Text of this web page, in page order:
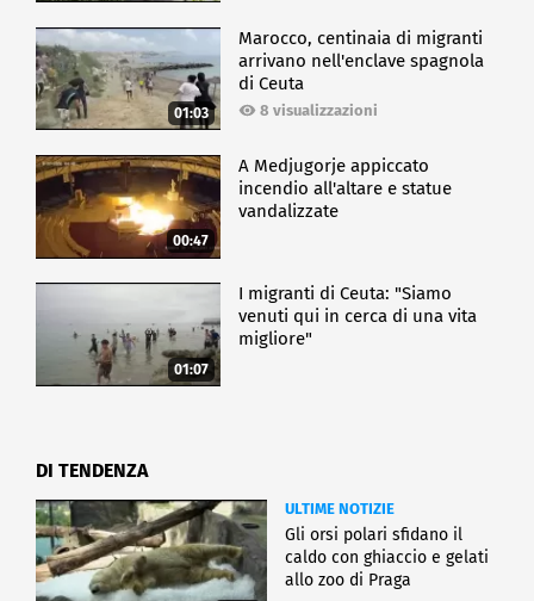
01:03
Marocco, centinaia di migranti
arrivano nell'enclave spagnola
di Ceuta
8 visualizzazioni
00:47
A Medjugorje appiccato
incendio all'altare e statue
vandalizzate
01:07
I migranti di Ceuta: "Siamo
venuti qui in cerca di una vita
migliore"
DI TENDENZA
ULTIME NOTIZIE
Gli orsi polari sfidano il
caldo con ghiaccio e gelati
allo zoo di Praga